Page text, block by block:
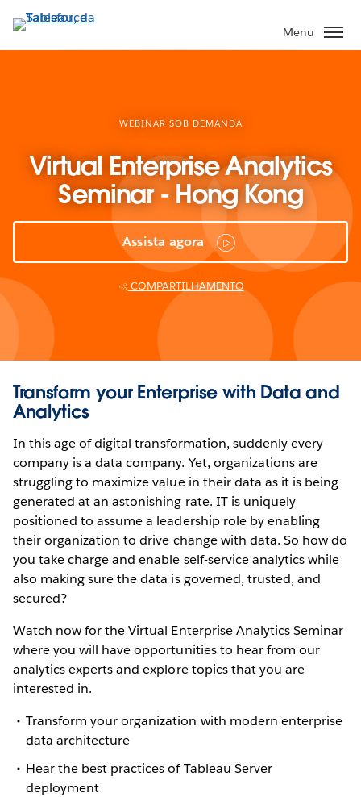
Pular
para
o
Menu
WEBINAR SOB DEMANDA
Virtual Enterprise Analytics
Seminar - Hong Kong
Assista agora
COMPARTILHAMENTO
Transform your Enterprise with Data and
Analytics
In this age of digital transformation, suddenly every
company is a data company. Yet, organizations are
struggling to maximize value in their data as it is being
generated at an astonishing rate. IT is uniquely
positioned to assume a leadership role by enabling
their organization to drive change with data. So how do
you take charge and enable self-service analytics while
also making sure the data is governed, trusted, and
secured?
Watch now for the Virtual Enterprise Analytics Seminar
where you will have opportunities to hear from our
analytics experts and explore topics that you are
interested in.
Transform your organization with modern enterprise
data architecture
Hear the best practices of Tableau Server
deployment